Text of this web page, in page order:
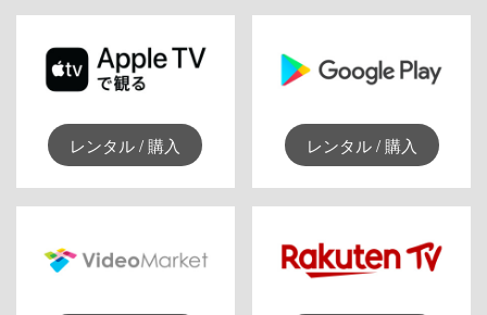
レンタル / 購入 レンタル / 購入